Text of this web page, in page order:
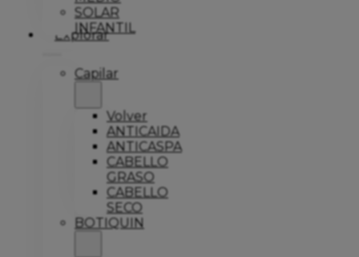
SOLAR
INFANTIL
Explorar
Capilar
Volver
ANTICAIDA
ANTICASPA
CABELLO
GRASO
CABELLO
SECO
BOTIQUIN